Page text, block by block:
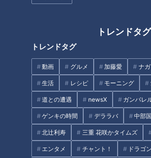
トレンドタグ
トレンドタグ
動画 グルメ 加藤愛 ナ
生活 レシピ モーニング
道との遭遇 newsX ガンバレ
ゲンキの時間 デララバ 中部
北辻利寿 三重 花咲かタイムズ
エンタメ チャント！ ドラゴ
竜の黄金期は守護神・岩瀬がい
たからこそ―。落合博満元監督
が1000試合登板を控えた鉄腕の
偉大さを証言
吉見、今だ
大が真の
憲伸が語